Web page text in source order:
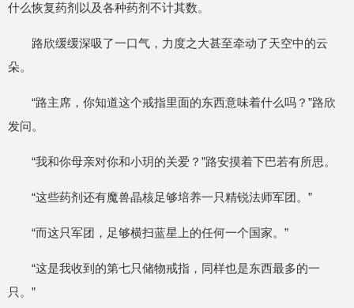
什么恢复药剂以及各种药剂不计其数。
路欣缓缓深吸了一口气，力度之大甚至牵动了天空中的云
朵。
“路主席，你知道这个戒指里面的东西意味着什么吗？”路欣
发问。
“我和你母亲对你和小玥的关爱？”路安摸着下巴若有所思。
“这些药剂还有魔兽晶核足够培养一只精锐法师军团。”
“而这只军团，足够横扫蓝星上的任何一个国家。”
“这是我收到的第七只储物戒指，同样也是东西最多的一
只。”